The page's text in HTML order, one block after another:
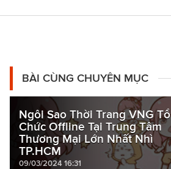
BÀI CÙNG CHUYÊN MỤC
Ngôi Sao Thời Trang VNG Tổ
Chức Offline Tại Trung Tâm
Thương Mại Lớn Nhất Nhì
TP.HCM
09/03/2024 16:31